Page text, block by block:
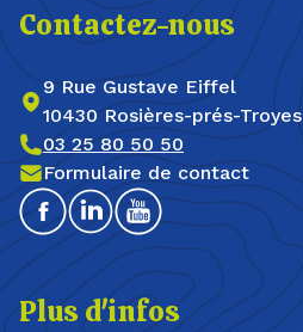
Contactez-nous
9 Rue Gustave Eiffel
10430 Rosières-prés-Troyes
03 25 80 50 50
Formulaire de contact
FacebookLinkedinYoutube
Plus d'infos